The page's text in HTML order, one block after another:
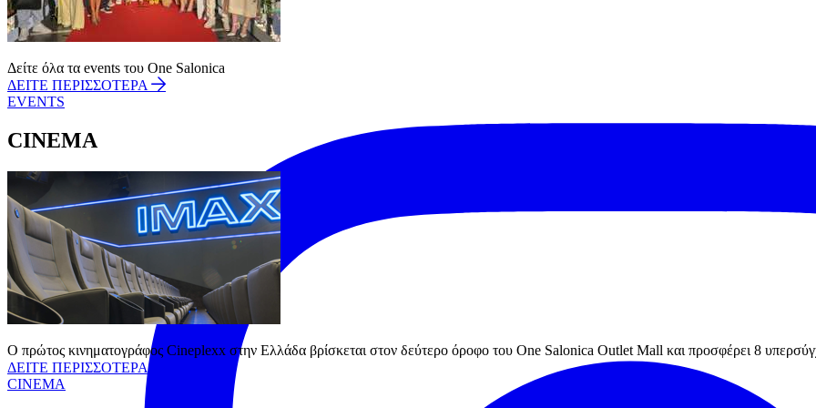
Δείτε όλα τα events του One Salonica
ΔΕΙΤΕ ΠΕΡΙΣΣΟΤΕΡΑ
EVENTS
CINEMA
Ο πρώτος κινηματογράφος Cineplexx στην Ελλάδα βρίσκεται στον δεύτερο όροφο του One Salonica Outlet Mall και προσφέρει 8
ΔΕΙΤΕ ΠΕΡΙΣΣΟΤΕΡΑ
CINEMA
Instagram